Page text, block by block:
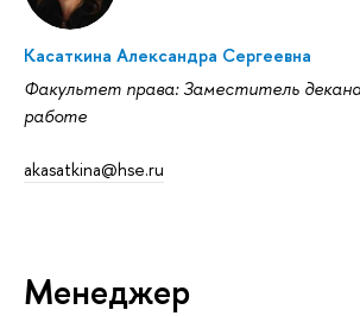
Касаткина Александра Сергеевна
Факультет права: Заместитель
работе
akasatkina@hse.ru
Менеджер